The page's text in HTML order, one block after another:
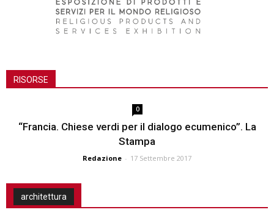
RISORSE
0
“Francia. Chiese verdi per il dialogo ecumenico”. La
Stampa
Redazione - 17 Settembre 2017
architettura